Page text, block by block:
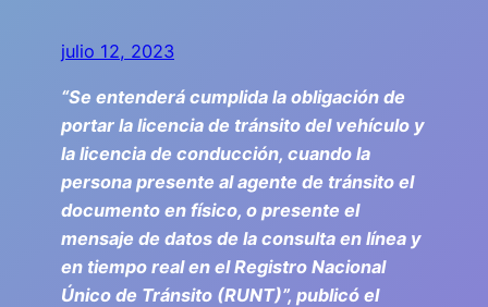
julio 12, 2023
“Se entenderá cumplida la obligación de
portar la licencia de tránsito del vehículo y
la licencia de conducción, cuando la
persona presente al agente de tránsito el
documento en físico, o presente el
mensaje de datos de la consulta en línea y
en tiempo real en el Registro Nacional
Único de Tránsito (RUNT)”, publicó el